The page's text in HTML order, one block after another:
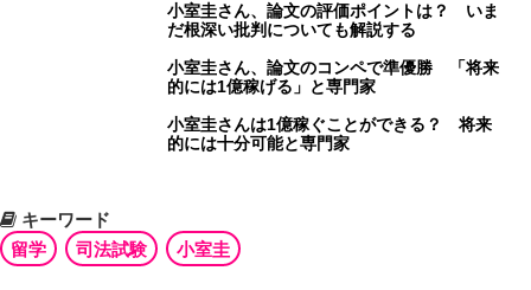
小室圭さん、論文の評価ポイントは？ いま
だ根深い批判についても解説する
小室圭さん、論文のコンペで準優勝 「将来
的には1億稼げる」と専門家
小室圭さんは1億稼ぐことができる？ 将来
的には十分可能と専門家
キーワード
留学
司法試験 小室圭